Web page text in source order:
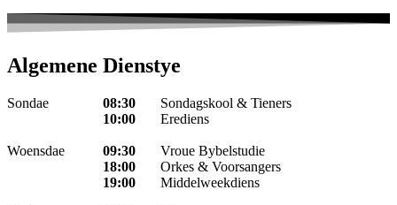
Algemene Dienstye
Sondae
Woensdae
08:30
10:00
09:30
18:00
19:00
Sondagskool & Tieners
Erediens
Vroue Bybelstudie
Orkes & Voorsangers
Middelweekdiens